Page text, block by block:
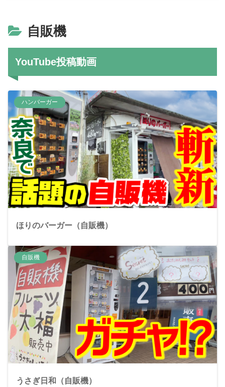
自販機
YouTube投稿動画
ハンバーガー
ほりのバーガー（自販機）
自販機
うさぎ日和（自販機）